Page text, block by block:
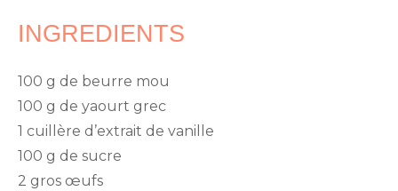
INGREDIENTS
100 g de beurre mou
100 g de yaourt grec
1 cuillère d’extrait de vanille
100 g de sucre
2 gros œufs